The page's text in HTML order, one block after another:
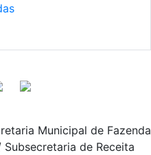
Municipal de Fazenda
de Receita